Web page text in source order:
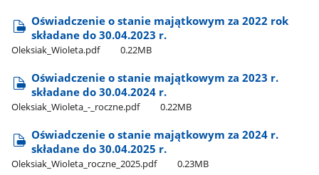
Oświadczenie o stanie majątkowym za 2022 rok
składane do 30.04.2023 r.
Oleksiak​_Wioleta.pdf 0.22MB
Oświadczenie o stanie majątkowym za 2023 r.
składane do 30.04.2024 r.
Oleksiak​_Wioleta​_-​_roczne.pdf 0.22MB
Oświadczenie o stanie majątkowym za 2024 r.
składane do 30.04.2025 r.
Oleksiak​_Wioleta​_roczne​_2025.pdf 0.23MB